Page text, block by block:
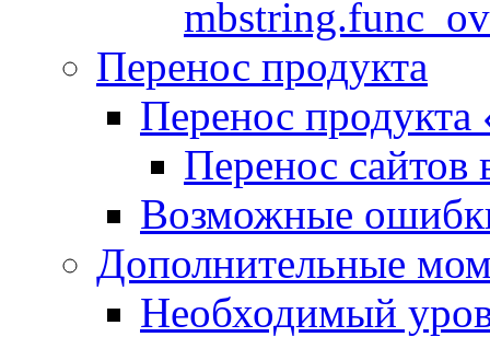
Перенос продукта
Перенос продукта
Перенос сайтов
Возможные
Дополнительные
Необходимый